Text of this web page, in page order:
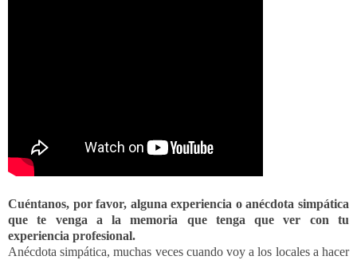
Cuéntanos, por favor, alguna experiencia o anécdota simpática
que te venga a la memoria que tenga que ver con tu
experiencia profesional.
Anécdota simpática, muchas veces cuando voy a los locales a hacer